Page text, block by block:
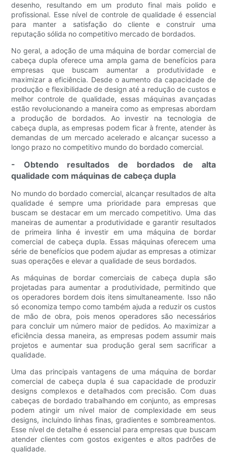
desenho, resultando em um produto final mais polido e
profissional. Esse nível de controle de qualidade é essencial
para manter a satisfação do cliente e construir uma
reputação sólida no competitivo mercado de bordados.
No geral, a adoção de uma máquina de bordar comercial de
cabeça dupla oferece uma ampla gama de benefícios para
empresas que buscam aumentar a produtividade e
maximizar a eficiência. Desde o aumento da capacidade de
produção e flexibilidade de design até a redução de custos e
melhor controle de qualidade, essas máquinas avançadas
estão revolucionando a maneira como as empresas abordam
a produção de bordados. Ao investir na tecnologia de
cabeça dupla, as empresas podem ficar à frente, atender às
demandas de um mercado acelerado e alcançar sucesso a
longo prazo no competitivo mundo do bordado comercial.
- Obtendo resultados de bordados de alta
qualidade com máquinas de cabeça dupla
No mundo do bordado comercial, alcançar resultados de alta
qualidade é sempre uma prioridade para empresas que
buscam se destacar em um mercado competitivo. Uma das
maneiras de aumentar a produtividade e garantir resultados
de primeira linha é investir em uma máquina de bordar
comercial de cabeça dupla. Essas máquinas oferecem uma
série de benefícios que podem ajudar as empresas a otimizar
suas operações e elevar a qualidade de seus bordados.
As máquinas de bordar comerciais de cabeça dupla são
projetadas para aumentar a produtividade, permitindo que
os operadores bordem dois itens simultaneamente. Isso não
só economiza tempo como também ajuda a reduzir os custos
de mão de obra, pois menos operadores são necessários
para concluir um número maior de pedidos. Ao maximizar a
eficiência dessa maneira, as empresas podem assumir mais
projetos e aumentar sua produção geral sem sacrificar a
qualidade.
Uma das principais vantagens de uma máquina de bordar
comercial de cabeça dupla é sua capacidade de produzir
designs complexos e detalhados com precisão. Com duas
cabeças de bordado trabalhando em conjunto, as empresas
podem atingir um nível maior de complexidade em seus
designs, incluindo linhas finas, gradientes e sombreamentos.
Esse nível de detalhe é essencial para empresas que buscam
atender clientes com gostos exigentes e altos padrões de
qualidade.